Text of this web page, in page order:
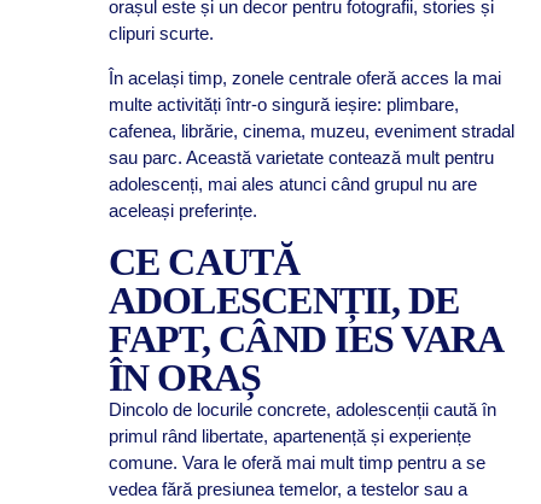
orașul este și un decor pentru fotografii, stories și
clipuri scurte.
În același timp, zonele centrale oferă acces la mai
multe activități într-o singură ieșire: plimbare,
cafenea, librărie, cinema, muzeu, eveniment stradal
sau parc. Această varietate contează mult pentru
adolescenți, mai ales atunci când grupul nu are
aceleași preferințe.
CE CAUTĂ
ADOLESCENȚII, DE
FAPT, CÂND IES VARA
ÎN ORAȘ
Dincolo de locurile concrete, adolescenții caută în
primul rând libertate, apartenență și experiențe
comune. Vara le oferă mai mult timp pentru a se
vedea fără presiunea temelor, a testelor sau a